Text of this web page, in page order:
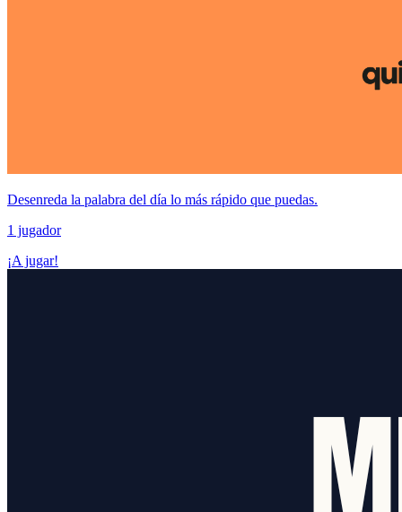
Desenreda la palabra del día lo más rápido que puedas.
1 jugador
¡A jugar!